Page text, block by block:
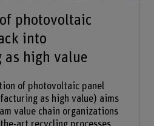
photovoltaic
into
as high value
of photovoltaic panel
as high value) aims
value chain organizations
art recycling processes